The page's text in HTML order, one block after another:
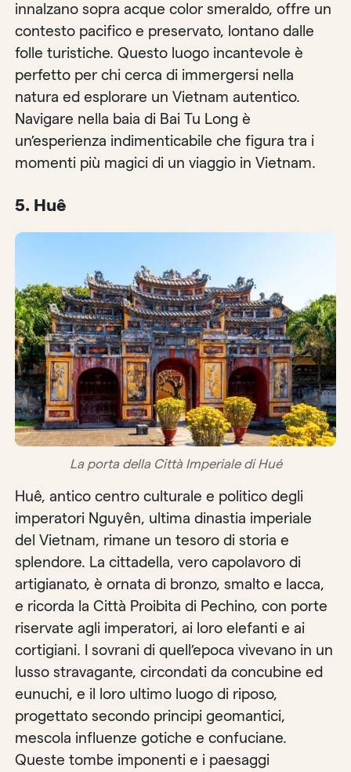
innalzano sopra acque color smeraldo, offre un
contesto pacifico e preservato, lontano dalle
folle turistiche. Questo luogo incantevole è
perfetto per chi cerca di immergersi nella
natura ed esplorare un Vietnam autentico.
Navigare nella baia di Bai Tu Long è
un’esperienza indimenticabile che figura tra i
momenti più magici di un viaggio in Vietnam.
5. Huê
La porta della Città Imperiale di Hué
Huê, antico centro culturale e politico degli
imperatori Nguyên, ultima dinastia imperiale
del Vietnam, rimane un tesoro di storia e
splendore. La cittadella, vero capolavoro di
artigianato, è ornata di bronzo, smalto e lacca,
e ricorda la Città Proibita di Pechino, con porte
riservate agli imperatori, ai loro elefanti e ai
cortigiani. I sovrani di quell’epoca vivevano in un
lusso stravagante, circondati da concubine ed
eunuchi, e il loro ultimo luogo di riposo,
progettato secondo principi geomantici,
mescola influenze gotiche e confuciane.
Queste tombe imponenti e i paesaggi